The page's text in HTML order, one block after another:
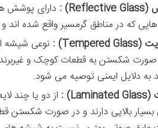
(Reflective Glass) : دارای پوشش
هایی که درمناطق گرمسیرواقع شده اند و
(Tempered Glass) : نوعی شیشه
صورت شکستن به قطعات کوچک و
به دلایل ایمنی توصیه می شود.
(Laminated Glass) : از دو یا چند
بسیاربالایی دارند و در صورت شکستن